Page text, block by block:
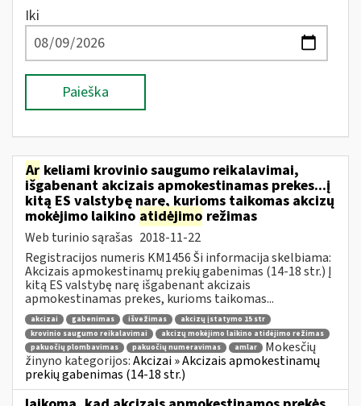
Iki
Paieška
Ar keliami krovinio saugumo reikalavimai,
išgabenant akcizais apmokestinamas prekes...į
kitą ES valstybę narę, kurioms taikomas akcizų
mokėjimo laikino atidėjimo režimas
Web turinio sąrašas 2018-11-22
Registracijos numeris KM1456 Ši informacija skelbiama:
Akcizais apmokestinamų prekių gabenimas (14-18 str.) Į
kitą ES valstybę narę išgabenant akcizais
apmokestinamas prekes, kurioms taikomas...
akcizai gabenimas išvežimas
akcizų įstatymo 15 str
krovinio saugumo reikalavimai
akcizų mokėjimo laikino atidėjimo režimas
pakuočių plombavimas
pakuočių numeravimas amlar
Mokesčių
žinyno kategorijos:Akcizai » Akcizais apmokestinamų
prekių gabenimas (14-18 str.)